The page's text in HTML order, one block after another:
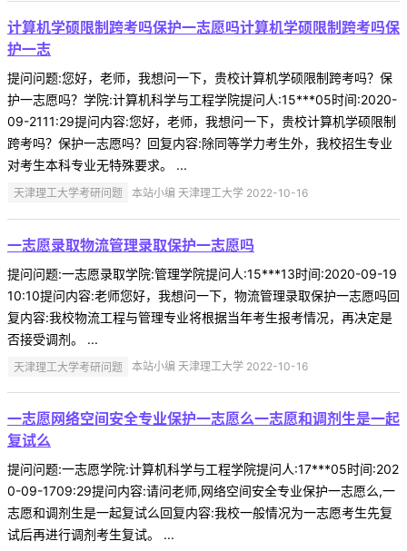
计算机学硕限制跨考吗保护一志愿吗计算机学硕限制跨考吗保
护一志
提问问题:您好，老师，我想问一下，贵校计算机学硕限制跨考吗？保
护一志愿吗？学院:计算机科学与工程学院提问人:15***05时间:2020-
09-2111:29提问内容:您好，老师，我想问一下，贵校计算机学硕限制
跨考吗？保护一志愿吗？回复内容:除同等学力考生外，我校招生专业
对考生本科专业无特殊要求。 ...
天津理工大学考研问题 本站小编 天津理工大学 2022-10-16
一志愿录取物流管理录取保护一志愿吗
提问问题:一志愿录取学院:管理学院提问人:15***13时间:2020-09-19
10:10提问内容:老师您好，我想问一下，物流管理录取保护一志愿吗回
复内容:我校物流工程与管理专业将根据当年考生报考情况，再决定是
否接受调剂。 ...
天津理工大学考研问题 本站小编 天津理工大学 2022-10-16
一志愿网络空间安全专业保护一志愿么一志愿和调剂生是一起
复试么
提问问题:一志愿学院:计算机科学与工程学院提问人:17***05时间:202
0-09-1709:29提问内容:请问老师,网络空间安全专业保护一志愿么,一
志愿和调剂生是一起复试么回复内容:我校一般情况为一志愿考生先复
试后再进行调剂考生复试。 ...